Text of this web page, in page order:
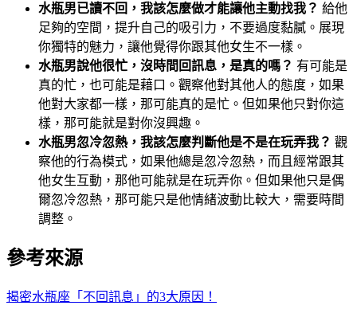
水瓶男已讀不回，我該怎麼做才能讓他主動找我？ 給他
足夠的空間，提升自己的吸引力，不要過度黏膩。展現
你獨特的魅力，讓他覺得你跟其他女生不一樣。
水瓶男說他很忙，沒時間回訊息，是真的嗎？ 有可能是
真的忙，也可能是藉口。觀察他對其他人的態度，如果
他對大家都一樣，那可能真的是忙。但如果他只對你這
樣，那可能就是對你沒興趣。
水瓶男忽冷忽熱，我該怎麼判斷他是不是在玩弄我？ 觀
察他的行為模式，如果他總是忽冷忽熱，而且經常跟其
他女生互動，那他可能就是在玩弄你。但如果他只是偶
爾忽冷忽熱，那可能只是他情緒波動比較大，需要時間
調整。
參考來源
揭密水瓶座「不回訊息」的3大原因！